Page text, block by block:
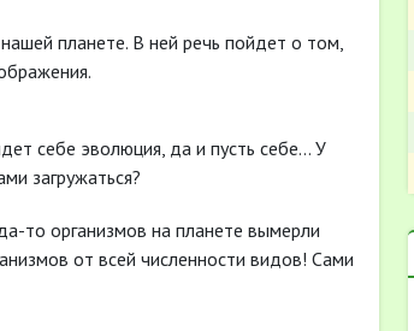
планете. В ней речь пойдет о том,
себе эволюция, да и пусть себе… У
загружаться?
то организмов на планете вымерли
от всей численности видов! Сами